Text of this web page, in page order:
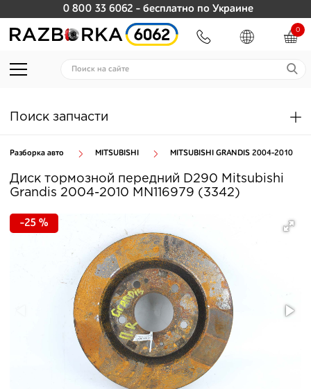
0 800 33 6062 - бесплатно по Украине
0
Поиск запчасти
Разборка авто MITSUBISHI MITSUBISHI GRANDIS 2004-2010
Диск тормозной передний D290 Mitsubishi
Grandis 2004-2010 MN116979 (3342)
-25 %